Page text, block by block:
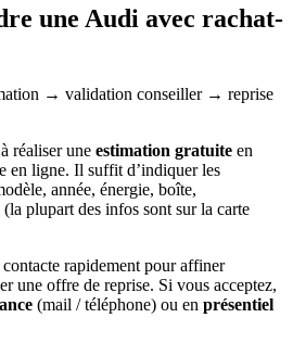
une Audi avec rachat-
→ validation conseiller → reprise
réaliser une estimation gratuite en
en ligne. Il suffit d’indiquer les
année, énergie, boîte,
plupart des infos sont sur la carte
rapidement pour affiner
une offre de reprise. Si vous acceptez,
(mail / téléphone) ou en présentiel